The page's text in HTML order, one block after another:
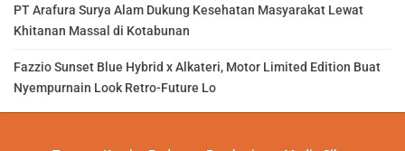
PT Arafura Surya Alam Dukung Kesehatan Masyarakat Lewat
Khitanan Massal di Kotabunan
Fazzio Sunset Blue Hybrid x Alkateri, Motor Limited Edition Buat
Nyempurnain Look Retro-Future Lo